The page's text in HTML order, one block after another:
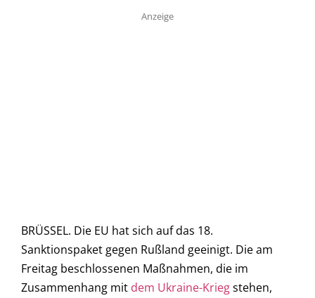
Anzeige
BRÜSSEL. Die EU hat sich auf das 18.
Sanktionspaket gegen Rußland geeinigt. Die am
Freitag beschlossenen Maßnahmen, die im
Zusammenhang mit dem Ukraine-Kriegstehen,